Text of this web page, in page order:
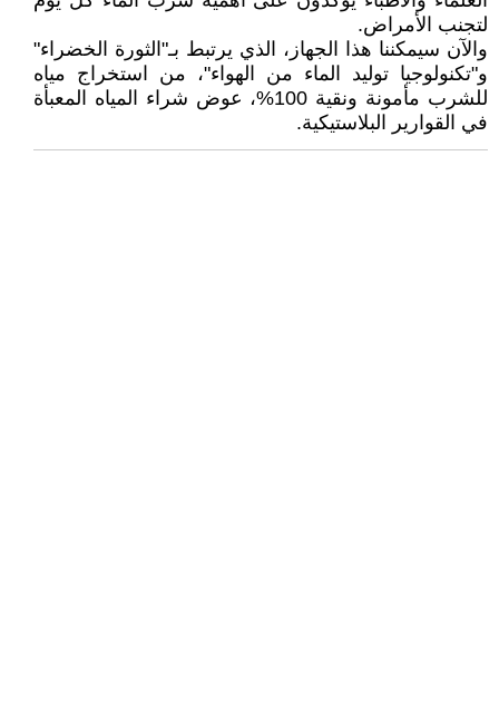
لتجنب الأمراض.
والآن سيمكننا هذا الجهاز، الذي يرتبط بـ"الثورة الخضراء"
و"تكنولوجيا توليد الماء من الهواء"، من استخراج مياه
للشرب مأمونة ونقية 100%، عوض شراء المياه المعبأة
في القوارير البلاستيكية.